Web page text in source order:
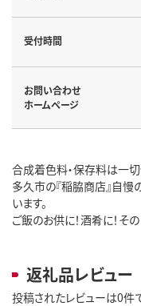
受付時間
お問い合わせ
ホームページ
合成着色料・保存料は一切
多久市の『稲脇商店』自慢
います。
ご飯のお供に！酒肴に！そ
返礼品レビュー
投稿されたレビューは0件で